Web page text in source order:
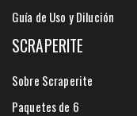
Guía de Uso y Dilución
SCRAPERITE
Sobre Scraperite
Paquetes de 6